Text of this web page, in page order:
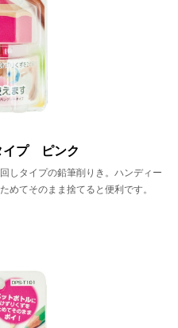
イプ ピンク
しタイプの鉛筆削りき。ハンディー
めてそのまま捨てると便利です。